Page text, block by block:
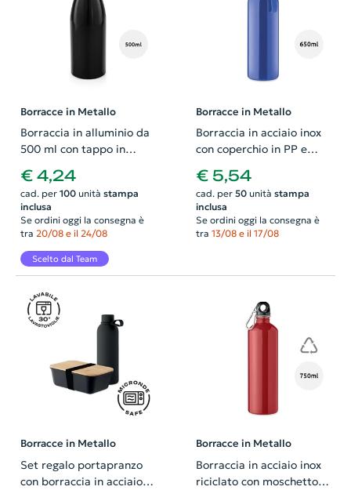
Borracce in Metallo
Borraccia in alluminio da
500 ml con tappo in
€ 4,24
cad. per 100unità stampa
inclusa
Se ordini oggi la consegna è
tra 20/08 e il 24/08
Scelto dal Team
Borracce in Metallo
Borraccia in acciaio inox
con coperchio in PP e
650ml
€ 5,54
cad. per 50unità stampa
inclusa
Se ordini oggi la consegna è
tra 13/08 e il 17/08
Borracce in Metallo
Set regalo portapranzo
con borraccia in acciaio
Borracce in Metallo
Borraccia in acciaio inox
riciclato con moschettone